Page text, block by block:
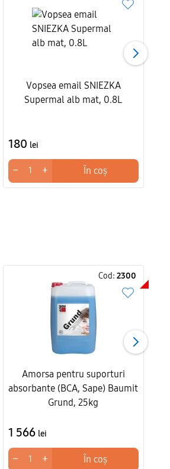
Vopsea email SNIEZKA
Supermal alb mat, 0.8L
180 lei
− + În coș
Cod: 2300
Amorsa pentru suporturi
absorbante (BCA, Sape) Baumit
Grund, 25kg
1 566 lei
− + În coș